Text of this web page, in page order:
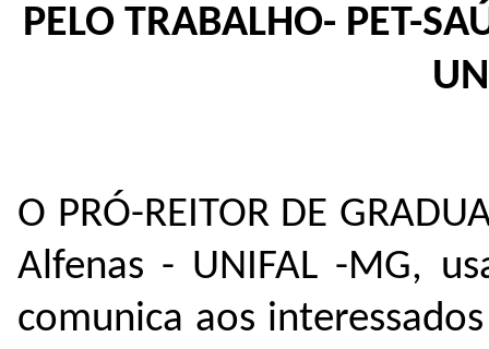
PELO TRABALHO- PET-
O PRÓ-REITOR DE
Alfenas - UNIFAL -MG,
comunica aos